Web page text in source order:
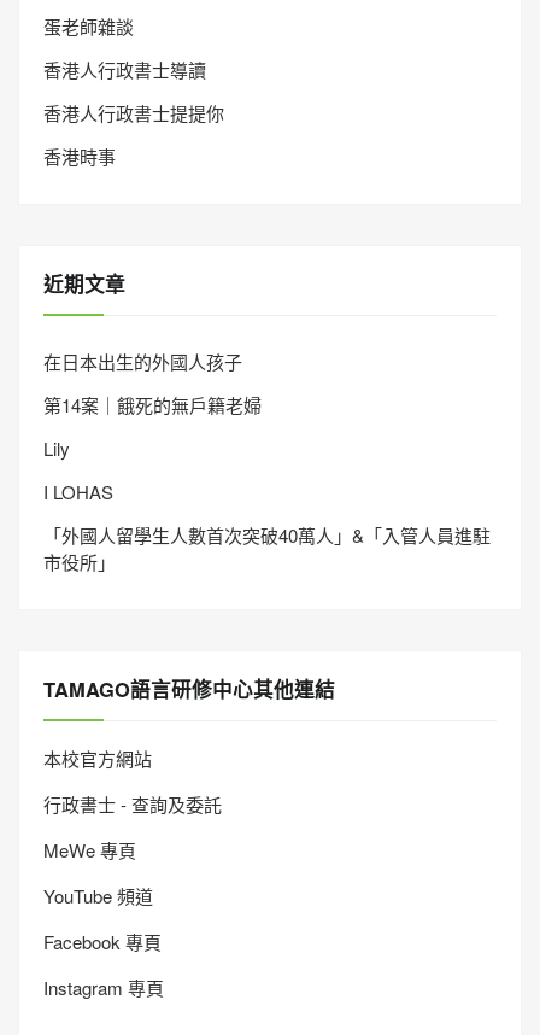
蛋老師雜談
香港人行政書士導讀
香港人行政書士提提你
香港時事
近期文章
在日本出生的外國人孩子
第14案｜餓死的無戶籍老婦
Lily
I LOHAS
「外國人留學生人數首次突破40萬人」&「入管人員進駐
市役所」
TAMAGO語言研修中心其他連結
本校官方網站
行政書士 - 查詢及委託
MeWe 專頁
YouTube 頻道
Facebook 專頁
Instagram 專頁